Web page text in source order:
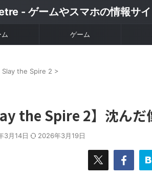
- ゲームやスマホの情報サイ
ム ゲーム
Slay the Spire 2 >
the Spire 2】沈んだ
3月14日 2026年3月19日